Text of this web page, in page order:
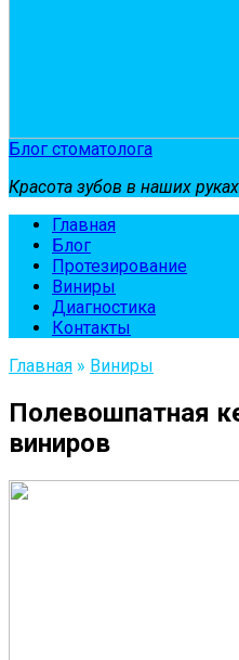
Блог стоматолога
Красота зубов в наших руках
Главная
Блог
Протезирование
Виниры
Диагностика
Контакты
Главная » Виниры
Полевошпатная
виниров